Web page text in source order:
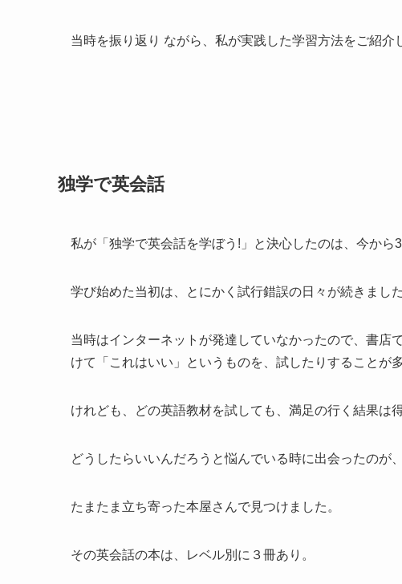
当時を振り返り ながら、私が実践した学習方法をご紹介
独学で英会話
私が「独学で英会話を学ぼう!」と決心したのは、今から
学び始めた当初は、とにかく試行錯誤の日々が続きました
当時はインターネットが発達していなかったので、書店
けて「これはいい」というものを、試したりすることが
けれども、どの英語教材を試しても、満足の行く結果は
どうしたらいいんだろうと悩んでいる時に出会ったのが
たまたま立ち寄った本屋さんで見つけました。
その英会話の本は、レベル別に３冊あり。